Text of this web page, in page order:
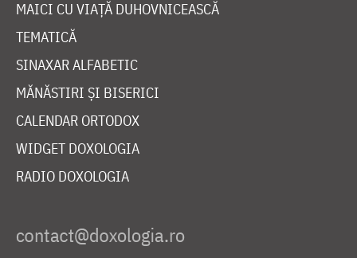
MAICI CU VIAȚĂ DUHOVNICEASCĂ
TEMATICĂ
SINAXAR ALFABETIC
MĂNĂSTIRI ȘI BISERICI
CALENDAR ORTODOX
WIDGET DOXOLOGIA
RADIO DOXOLOGIA